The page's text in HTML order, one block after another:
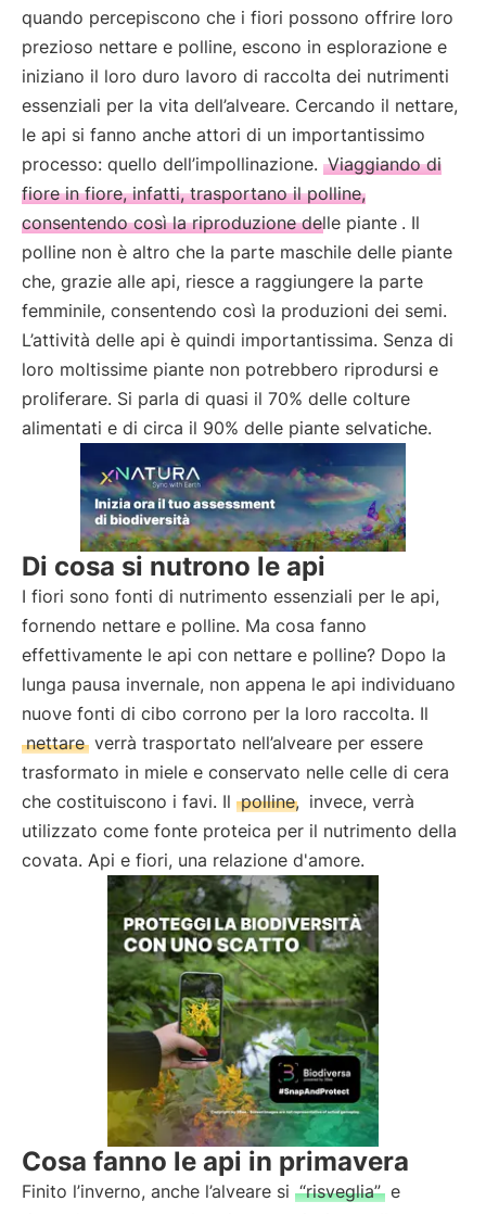
quando percepiscono che i fiori possono offrire loro
prezioso nettare e polline, escono in esplorazione e
iniziano il loro duro lavoro di raccolta dei nutrimenti
essenziali per la vita dell’alveare. Cercando il nettare,
le api si fanno anche attori di un importantissimo
processo: quello dell’impollinazione. Viaggiando di
fiore in fiore, infatti, trasportano il polline,
consentendo così la riproduzione delle piante . Il
polline non è altro che la parte maschile delle piante
che, grazie alle api, riesce a raggiungere la parte
femminile, consentendo così la produzioni dei semi.
L’attività delle api è quindi importantissima. Senza di
loro moltissime piante non potrebbero riprodursi e
proliferare. Si parla di quasi il 70% delle colture
alimentati e di circa il 90% delle piante selvatiche.
Di cosa si nutrono le api
I fiori sono fonti di nutrimento essenziali per le api,
fornendo nettare e polline. Ma cosa fanno
effettivamente le api con nettare e polline? Dopo la
lunga pausa invernale, non appena le api individuano
nuove fonti di cibo corrono per la loro raccolta. Il
nettare verrà trasportato nell’alveare per essere
trasformato in miele e conservato nelle celle di cera
che costituiscono i favi. Il polline, invece, verrà
utilizzato come fonte proteica per il nutrimento della
covata. Api e fiori, una relazione d'amore.
Cosa fanno le api in primavera
Finito l’inverno, anche l’alveare si “risveglia” e